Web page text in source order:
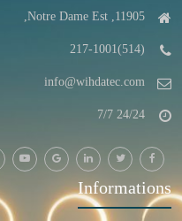
11905, Notre Dame Est,
(514)217-1001
info@wihdatec.com
24/24 7/7
Informations